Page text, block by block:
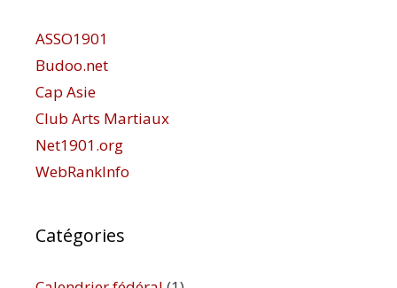
ASSO1901
Budoo.net
Cap Asie
Club Arts Martiaux
Net1901.org
WebRankInfo
Catégories